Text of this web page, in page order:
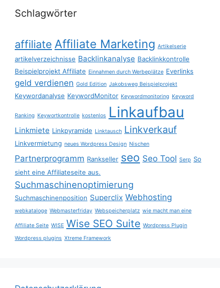
Schlagwörter
affiliate Affiliate Marketing Artikelserie
artikelverzeichnisse Backlinkanalyse Backlinkkontrolle
Beispielprojekt Affiliate Einnahmen durch Werbeplätze Everlinks
geld verdienen Gold Edition Jakobsweg Beispielprojekt
Keywordanalyse KeywordMonitor Keywordmonitoring Keyword
Ranking Keywortkontrolle kostenlos Linkaufbau
Linkmiete Linkpyramide Linktausch Linkverkauf
Linkvermietung neues Wordpress Design Nischen
Partnerprogramm Rankseller seo Seo Tool Serp So
sieht eine Affiliateseite aus.
Suchmaschinenoptimierung
Suchmaschinenposition Superclix Webhosting
webkataloge Webmasterfriday Webspeicherplatz wie macht man eine
Affiliate Seite WISE Wise SEO Suite Wordpress Plugin
Wordpress plugins Xtreme Framework